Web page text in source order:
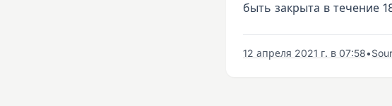
быть закрыта в течение
12 апреля 2021 г. в 07:58•